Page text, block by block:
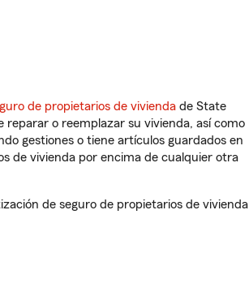
de propietarios de vivienda de State
reparar o reemplazar su vivienda, así como
gestiones o tiene artículos guardados en
de vivienda por encima de cualquier otra
de seguro de propietarios de vivienda